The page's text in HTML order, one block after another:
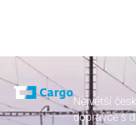
Největší
dopravce s